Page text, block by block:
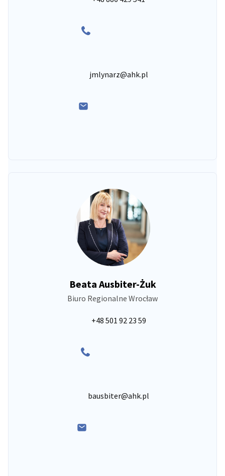
jmlynarz@ahk.pl
Beata Ausbiter-Żuk
Biuro Regionalne Wrocław
+48 501 92 23 59
bausbiter@ahk.pl